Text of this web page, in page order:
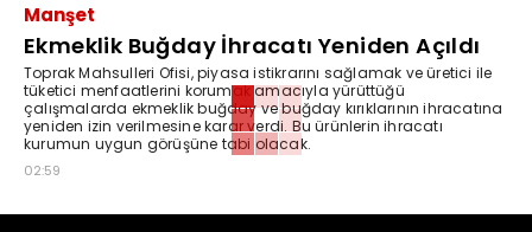
Manşet
Ekmeklik Buğday İhracatı Yeniden Açıldı
Toprak Mahsulleri Ofisi, piyasa istikrarını sağlamak ve üretici ile
tüketici menfaatlerini korumak amacıyla yürüttüğü
çalışmalarda ekmeklik buğday ve buğday kırıklarının ihracatına
yeniden izin verilmesine karar verdi. Bu ürünlerin ihracatı
kurumun uygun görüşüne tabi olacak.
02:59